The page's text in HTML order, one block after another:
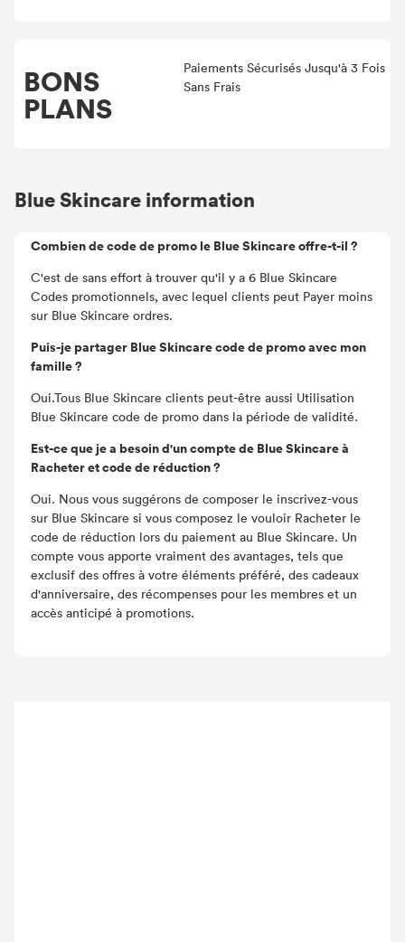
BONS
PLANS
Paiements Sécurisés Jusqu'à 3 Fois
Sans Frais
Blue Skincare information
Combien de code de promo le Blue Skincare offre-t-il ?
C'est de sans effort à trouver qu'il y a 6 Blue Skincare
Codes promotionnels, avec lequel clients peut Payer moins
sur Blue Skincare ordres.
Puis-je partager Blue Skincare code de promo avec mon
famille ?
Oui.Tous Blue Skincare clients peut-être aussi Utilisation
Blue Skincare code de promo dans la période de validité.
Est-ce que je a besoin d'un compte de Blue Skincare à
Racheter et code de réduction ?
Oui. Nous vous suggérons de composer le inscrivez-vous
sur Blue Skincare si vous composez le vouloir Racheter le
code de réduction lors du paiement au Blue Skincare. Un
compte vous apporte vraiment des avantages, tels que
exclusif des offres à votre éléments préféré, des cadeaux
d'anniversaire, des récompenses pour les membres et un
accès anticipé à promotions.